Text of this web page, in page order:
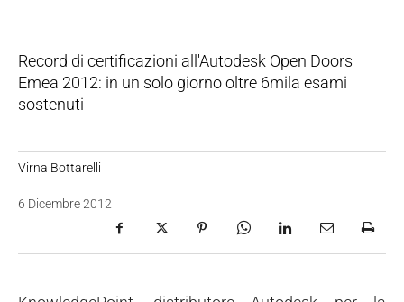
Record di certificazioni all'Autodesk Open Doors
Emea 2012: in un solo giorno oltre 6mila esami
sostenuti
Virna Bottarelli
6 Dicembre 2012